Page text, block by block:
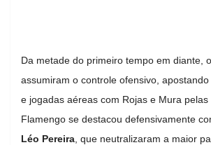
Da metade do primeiro tempo em diante,
assumiram o controle ofensivo,
e jogadas aéreas com Rojas e Mura pelas
Flamengo se destacou defensivamente
Léo Pereira , que neutralizaram a maior